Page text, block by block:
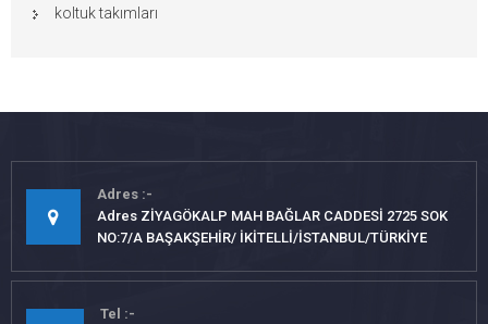
koltuk takımları
Adres
Adres ZİYAGÖKALP MAH BAĞLAR CADDESİ 2725 SOK
NO:7/A BAŞAKŞEHİR/ İKİTELLİ/İSTANBUL/TÜRKİYE
Tel